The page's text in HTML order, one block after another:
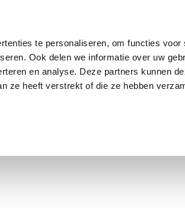
te personaliseren, om functies voor
Ook delen we informatie over uw
en analyse. Deze partners kunnen
ze heeft verstrekt of die ze hebben